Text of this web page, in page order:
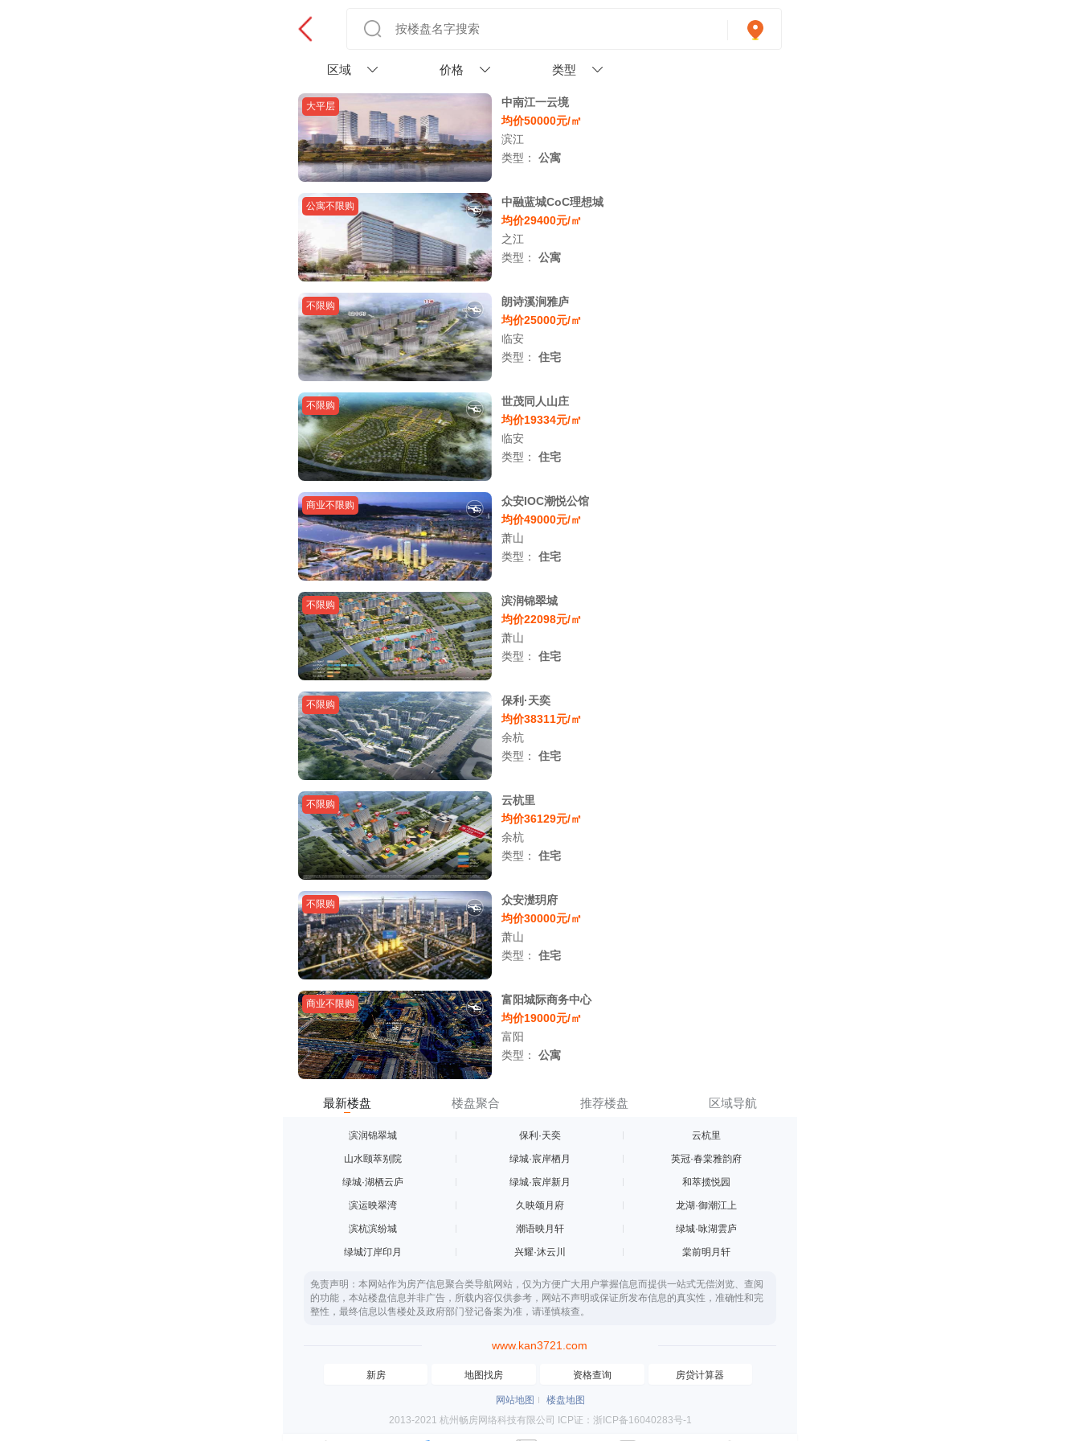
区域 价格 类型
大平层
中南江一云境
均价50000元/㎡
滨江
类型： 公寓
公寓不限购
中融蓝城CoC理想城
均价29400元/㎡
之江
类型： 公寓
不限购
朗诗溪涧雅庐
均价25000元/㎡
临安
类型： 住宅
不限购
世茂同人山庄
均价19334元/㎡
临安
类型： 住宅
商业不限购
众安IOC潮悦公馆
均价49000元/㎡
萧山
类型： 住宅
不限购
滨润锦翠城
均价22098元/㎡
萧山
类型： 住宅
不限购
保利·天奕
均价38311元/㎡
余杭
类型： 住宅
不限购
云杭里
均价36129元/㎡
余杭
类型： 住宅
不限购
众安濋玥府
均价30000元/㎡
萧山
类型： 住宅
商业不限购
富阳城际商务中心
均价19000元/㎡
富阳
类型： 公寓
最新楼盘 楼盘聚合 推荐楼盘 区域导航
滨润锦翠城 保利·天奕 云杭里
山水颐萃别院 绿城·宸岸栖月 英冠·春棠雅韵府
绿城·湖栖云庐 绿城·宸岸新月 和萃揽悦园
滨运映翠湾 久映颂月府 龙湖·御潮江上
滨杭滨纷城 潮语映月轩 绿城·咏湖雲庐
绿城汀岸印月 兴耀·沐云川 棠前明月轩
免责声明：本网站作为房产信息聚合类导航网站，仅为方便广大用户掌握信息而提供一站式无偿浏览、查阅
的功能，本站楼盘信息并非广告，所载内容仅供参考，网站不声明或保证所发布信息的真实性，准确性和完
整性，最终信息以售楼处及政府部门登记备案为准，请谨慎核查。
www.kan3721.com
新房 地图找房 资格查询 房贷计算器
网站地图
楼盘地图
2013-2021 杭州畅房网络科技有限公司 ICP证：浙ICP备16040283号-1